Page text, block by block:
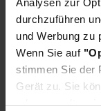
durchzuführen
und Werbung zu
Wenn Sie auf
stimmen Sie der
Gerät zu. Sie
oder verwalten,
vorbereiten